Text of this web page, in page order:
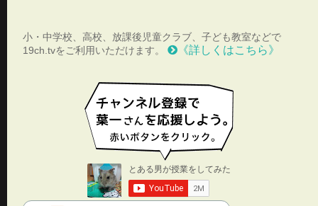
小・中学校、高校、放課後児童クラブ、子ども教室などで
19ch.tvをご利用いただけます。
《詳しくはこちら》